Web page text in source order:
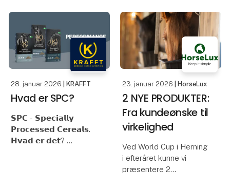
og hesteejer. Med TDJ
Horsfeeder får du en
intelligent,
dansk‑udviklet
“Der er betongulv. Det
kan vi ikke tage op.”
“Det koster for meget.”
“Hv
28. januar 2026 | KRAFFT
Hvad er SPC?
𝗦𝗣𝗖 - 𝗦𝗽𝗲𝗰𝗶𝗮𝗹𝗹𝘆
𝗣𝗿𝗼𝗰𝗲𝘀𝘀𝗲𝗱 𝗖𝗲𝗿𝗲𝗮𝗹𝘀.
𝗛𝘃𝗮𝗱 𝗲𝗿 𝗱𝗲𝘁?
23. januar 2026 | HorseLux
2 NYE PRODUKTER:
Fra kundeønske til
virkelighed
Ved World Cup i Herning
i efteråret kunne vi
præsentere 2